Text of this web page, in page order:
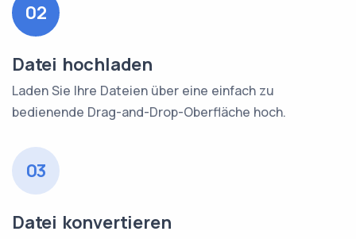
02
Datei hochladen
Laden Sie Ihre Dateien über eine einfach zu
bedienende Drag-and-Drop-Oberfläche hoch.
03
Datei konvertieren